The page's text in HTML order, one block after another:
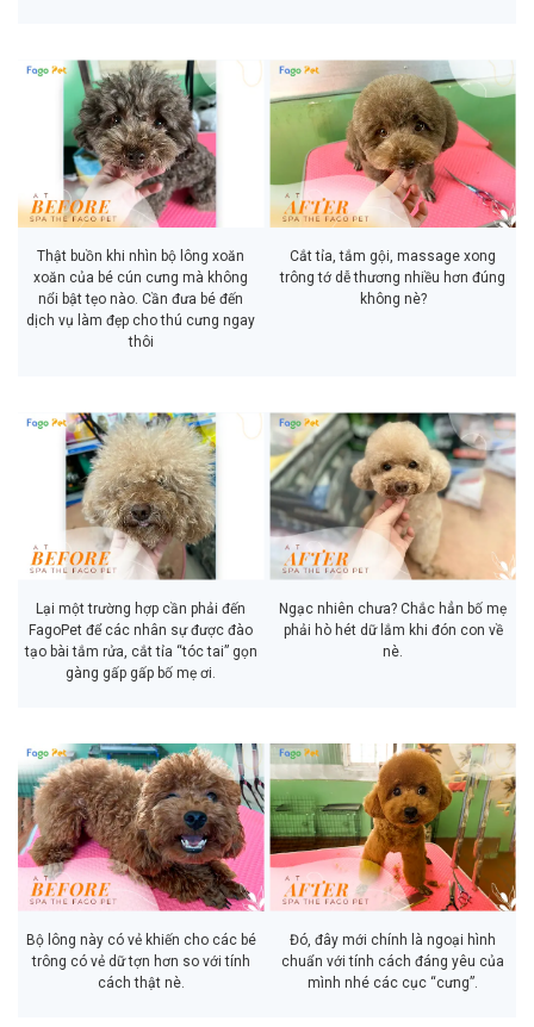
Thật buồn khi nhìn bộ lông xoăn
xoăn của bé cún cưng mà không
nổi bật tẹo nào. Cần đưa bé đến
dịch vụ làm đẹp cho thú cưng ngay
thôi
Cắt tỉa, tắm gội, massage xong
trông tớ dễ thương nhiều hơn đúng
không nè?
Lại một trường hợp cần phải đến
FagoPet để các nhân sự được đào
tạo bài tắm rửa, cắt tỉa “tóc tai” gọn
gàng gấp gấp bố mẹ ơi.
Ngạc nhiên chưa? Chắc hẳn bố mẹ
phải hò hét dữ lắm khi đón con về
nè.
Bộ lông này có vẻ khiến cho các bé
trông có vẻ dữ tợn hơn so với tính
cách thật nè.
Đó, đây mới chính là ngoại hình
chuẩn với tính cách đáng yêu của
mình nhé các cục “cưng”.